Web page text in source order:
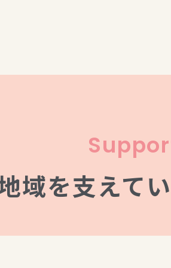
域を支えて